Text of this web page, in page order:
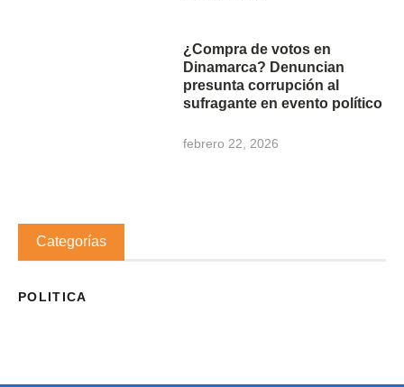
¿Compra de votos en
Dinamarca? Denuncian
presunta corrupción al
sufragante en evento político
febrero 22, 2026
Categorías
POLITICA